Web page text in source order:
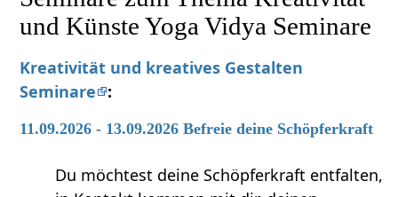
und Künste Yoga Vidya Seminare
Kreativität und kreatives Gestalten
Seminare
:
11.09.2026 - 13.09.2026 Befreie deine Schöpferkraft
Du möchtest deine Schöpferkraft entfalten,